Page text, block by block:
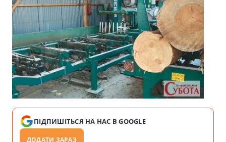
ПІДПИШІТЬСЯ НА НАС В GOOGLE
ДОДАТИ ЗАРАЗ